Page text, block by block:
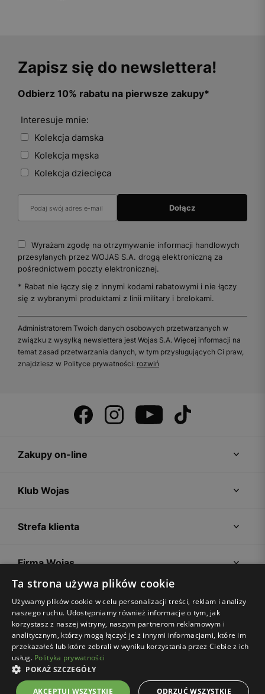
Zapisz się do newslettera!
Odbierz 10% rabatu na pierwsze zakupy*
Interesuje mnie:
Kolekcja damska
Kolekcja męska
Kolekcja dziecięca
Wyrażam zgodę na otrzymywanie informacji handlowych
przesyłanych przez WOJAS S.A. drogą elektroniczną za
pośrednictwem poczty elektronicznej.
* Rabat nie łączy się z innymi kodami rabatowymi i nie łączy
się z wybranymi produktami z linii military i brelokami.
Administratorem Twoich danych osobowych przetwarzanych w
związku z wysyłką newslettera jest Wojas S.A. Więcej informacji na
temat zasad przetwarzania danych, w tym przysługujących Ci praw,
znajdziesz w Polityce prywatności: rozwiń
Zakupy on-line
Klub Wojas
Strefa klienta
Firma Wojas
Porady
Regulamin sklepu Polityka prywatności Ustawienia plików cookies
Ta strona używa plików cookie
Używamy plików cookie w celu personalizacji treści, reklam i analizy
naszego ruchu. Udostępniamy również informacje o tym, jak
korzystasz z naszej witryny, naszym partnerom reklamowym i
analitycznym, którzy mogą łączyć je z innymi informacjami, które im
przekazałeś lub które zebrali w wyniku korzystania przez Ciebie z ich
usług. Polityka prywatności
POKAŻ SZCZEGÓŁY
AKCEPTUJ WSZYSTKIE ODRZUĆ WSZYSTKIE